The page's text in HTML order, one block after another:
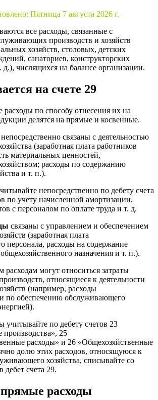
Пятница 7 августа 2026 г.
все расходы, связанные с
производств и хозяйств
хозяйств, столовых, детских
санаториев, конструкторских
д.), числящихся на балансе организации.
на счете 29
по способу отнесения их на
делятся на прямые и косвенные.
непосредственно связаны с деятельностью
(заработная плата работников
материальных ценностей,
расходы по содержанию
и т. п.).
непосредственно по дебету счета
по учету начисленной амортизации,
с персоналом по оплате труда и т. д.
связаны с управлением и обеспечением
(заработная плата
персонала, расходы на содержание
назначения и т. п.).
могут относиться затраты
относящиеся к деятельности
(например, расходы
по обеспечению обслуживающего
учитывайте по дебету счетов 23
25
расходы» и 26 «Общехозяйственные
долю этих расходов, относящуюся к
хозяйства, списывайте со
дебет счета 29.
расходы